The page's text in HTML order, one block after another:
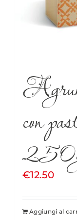
con
€12.50
Aggiungi al